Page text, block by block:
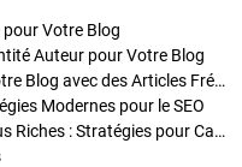
pour Votre Blog
Auteur pour Votre Blog
Stratégies de Publication : Boostez Votre Blog avec des Articles Fréquents et Exclusifs
Modernes pour le SEO
Enrichir Vos Articles avec des Contenus Riches : Stratégies pour Captiver et Optimiser